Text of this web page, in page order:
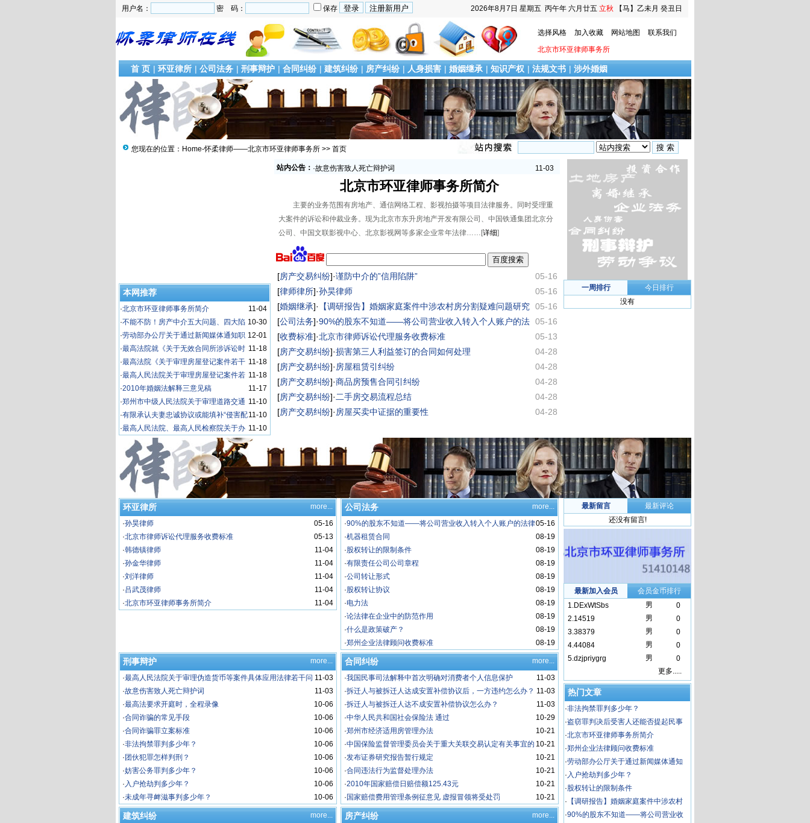
2026年8月7日 星期五 丙午年 六月廿五 立秋 【马】乙未月 癸丑日
用户名： 密 码： 保存
选择风格 加入收藏 网站地图
联系我们
北京市环亚律师事务所
首 页 | 环亚律所 | 公司法务 | 刑事辩护 | 合同纠纷 | 建筑纠纷 | 房产纠纷 | 人身损害 | 婚姻继承 | 知识产权 | 法规文书 | 涉外婚姻
您现在的位置： Home-怀柔律师——北京市环亚律师事务所 >> 首页
本网推荐
11-04
·北京市环亚律师事务所简介
10-30
·不能不防！房产中介五大问题、四大陷
阱
12-01
·劳动部办公厅关于通过新闻媒体通知职
工回单位并对逾期不归者按自动离职或旷工处
理问题的复
11-18
·最高法院就《关于无效合同所涉诉讼时
效问题的规定》（征求意见稿）
11-18
·最高法院《关于审理房屋登记案件若干
问题的规定》的理解与适用
11-18
·最高人民法院关于审理房屋登记案件若
干问题的规定
11-17
·2010年婚姻法解释三意见稿
11-10
·郑州市中级人民法院关于审理道路交通
事故损害赔偿案件的指导意见
11-10
·有限承认夫妻忠诚协议或能填补“侵害配
偶权”制度空缺
11-10
·最高人民法院、最高人民检察院关于办
理非法生产、销售烟草专卖品等刑事案件具体
应用法律若干问题的解释
站内公告：
11-03
最高人民法院关于审理伪造货币等案件具体应用法律若干问题的解释
（二）
11-03
·故意伤害致人死亡辩护词
最高法要求开庭时，全程录像
合同诈骗的常见手段
10-06
·合同诈骗罪立案标准
11-03
·最高人民法院关于审理伪造货币等案件具体应用法律若干问题的解释
（二）
·故意伤害致人死亡辩护词
·合同诈骗的常见手段
合同诈骗罪立案标准
北京市环亚律师事务所简介
主要的业务范围有房地产、通信网络工程、影视拍摄等项目法律服务。同时受理重
大案件的诉讼和仲裁业务。现为北京市东升房地产开发有限公司、中国铁通集团北京分
公司、中国文联影视中心、北京影视网等多家企业常年法律……[详细]
05-16
[房产交易纠纷]·谨防中介的”信用陷阱”
05-16
[律师律所]·孙昊律师
05-16
[婚姻继承]·
【调研报告】婚姻家庭案件中涉农村房分割疑难问题研究
05-16
[公司法务]·90%的股东不知道——将公司营业收入转入个人账户的法
律风险！
05-13
[收费标准]·北京市律师诉讼代理服务收费标准
04-28
[房产交易纠纷]·损害第三人利益签订的合同如何处理
04-28
[房产交易纠纷]· 房屋租赁引纠纷
04-28
[房产交易纠纷]·商品房预售合同引纠纷
04-28
[房产交易纠纷]· 二手房交易流程总结
04-28
[房产交易纠纷]· 房屋买卖中证据的重要性
一周排行
今日排行
没有
more...
环亚律所
05-16
·孙昊律师
05-13
·北京市律师诉讼代理服务收费标准
11-04
·韩德镇律师
11-04
·孙金华律师
11-04
·刘洋律师
11-04
·吕武茂律师
11-04
·北京市环亚律师事务所简介
more...
公司法务
05-16
·90%的股东不知道——将公司营业收入转入个人账户的法律
风险！
08-19
·机器租赁合同
08-19
·股权转让的限制条件
08-19
·有限责任公司公司章程
08-19
·公司转让形式
08-19
·股权转让协议
08-19
·电力法
08-19
·论法律在企业中的防范作用
08-19
·什么是政策破产？
08-19
·郑州企业法律顾问收费标准
more...
刑事辩护
11-03
·最高人民法院关于审理伪造货币等案件具体应用法律若干问
题的解释（二）
11-03
·故意伤害致人死亡辩护词
10-06
·最高法要求开庭时，全程录像
10-06
·合同诈骗的常见手段
10-06
·合同诈骗罪立案标准
10-06
·非法拘禁罪判多少年？
10-06
· 团伙犯罪怎样判刑？
10-06
·妨害公务罪判多少年？
10-06
· 入户抢劫判多少年？
10-06
·未成年寻衅滋事判多少年？
more...
合同纠纷
11-03
·我国民事司法解释中首次明确对消费者个人信息保护
11-03
·拆迁人与被拆迁人达成安置补偿协议后，一方违约怎么办？
11-03
·拆迁人与被拆迁人达不成安置补偿协议怎么办？
10-29
·中华人民共和国社会保险法 通过
10-21
·郑州市经济适用房管理办法
10-21
·中国保险监督管理委员会关于重大关联交易认定有关事宜的
复函
10-21
·发布证券研究报告暂行规定
10-21
·合同违法行为监督处理办法
10-21
·2010年国家赔偿日赔偿额125.43元
10-21
· 国家赔偿费用管理条例征意见 虚报冒领将受处罚
more...
建筑纠纷 more...
房产纠纷
最新留言
最新评论
还没有留言!
最新加入会员
会员金币排行
1.DExWtSbs 男
0
2.14519 男
0
3.38379 男
0
4.44084 男
0
5.dzjpriygrg 男
0
更多.....
热门文章
·非法拘禁罪判多少年？
·盗窃罪判决后受害人还能否提起民事
赔偿
·北京市环亚律师事务所简介
·郑州企业法律顾问收费标准
·劳动部办公厅关于通过新闻媒体通知
职工回单位并对逾期不归者按自动离职
或旷工处理问题的复
· 入户抢劫判多少年？
·股权转让的限制条件
· 【调研报告】婚姻家庭案件中涉农村
房分割疑难问题研究
·90%的股东不知道——将公司营业收